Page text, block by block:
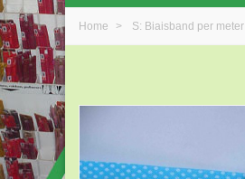
Home > S: Biaisband per meter